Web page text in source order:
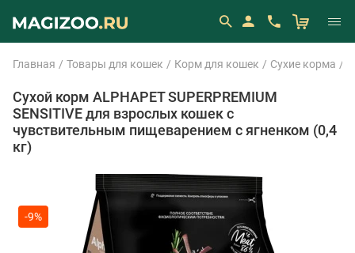
Главная Товары для кошек Корм для кошек Сухие корма
Сухой корм ALPHAPET SUPERPREMIUM
SENSITIVE для взрослых кошек с
чувствительным пищеварением с ягненком (0,4
кг)
-9%